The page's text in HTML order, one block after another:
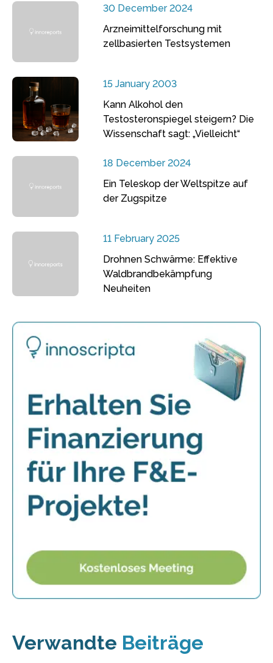
30 December 2024
Arzneimittelforschung mit
zellbasierten Testsystemen
15 January 2003
Kann Alkohol den
Testosteronspiegel steigern? Die
Wissenschaft sagt: „Vielleicht“
18 December 2024
Ein Teleskop der Weltspitze auf
der Zugspitze
11 February 2025
Drohnen Schwärme: Effektive
Waldbrandbekämpfung
Neuheiten
Verwandte Beiträge